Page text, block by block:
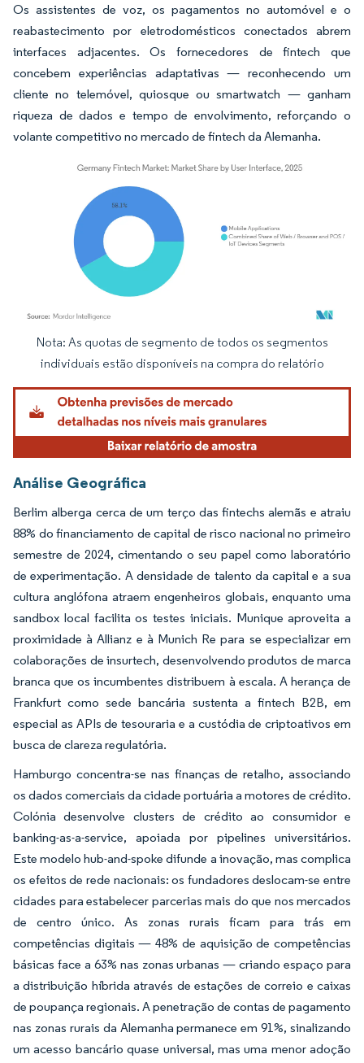
Os assistentes de voz, os pagamentos no automóvel e o
reabastecimento por eletrodomésticos conectados abrem
interfaces adjacentes. Os fornecedores de fintech que
concebem experiências adaptativas — reconhecendo um
cliente no telemóvel, quiosque ou smartwatch — ganham
riqueza de dados e tempo de envolvimento, reforçando o
volante competitivo no mercado de fintech da Alemanha.
Imagem © Mordor Intelligence. O reuso requer atribuição conforme CC BY 4.0.
Nota: As quotas de segmento de todos os segmentos
individuais estão disponíveis na compra do relatório
Análise Geográfica
Berlim alberga cerca de um terço das fintechs alemãs e atraiu
88% do financiamento de capital de risco nacional no primeiro
semestre de 2024, cimentando o seu papel como laboratório
de experimentação. A densidade de talento da capital e a sua
cultura anglófona atraem engenheiros globais, enquanto uma
sandbox local facilita os testes iniciais. Munique aproveita a
proximidade à Allianz e à Munich Re para se especializar em
colaborações de insurtech, desenvolvendo produtos de marca
branca que os incumbentes distribuem à escala. A herança de
Frankfurt como sede bancária sustenta a fintech B2B, em
especial as APIs de tesouraria e a custódia de criptoativos em
busca de clareza regulatória.
Hamburgo concentra-se nas finanças de retalho, associando
os dados comerciais da cidade portuária a motores de crédito.
Colónia desenvolve clusters de crédito ao consumidor e
banking-as-a-service, apoiada por pipelines universitários.
Este modelo hub-and-spoke difunde a inovação, mas complica
os efeitos de rede nacionais: os fundadores deslocam-se entre
cidades para estabelecer parcerias mais do que nos mercados
de centro único. As zonas rurais ficam para trás em
competências digitais — 48% de aquisição de competências
básicas face a 63% nas zonas urbanas — criando espaço para
a distribuição híbrida através de estações de correio e caixas
de poupança regionais. A penetração de contas de pagamento
nas zonas rurais da Alemanha permanece em 91%, sinalizando
um acesso bancário quase universal, mas uma menor adoção